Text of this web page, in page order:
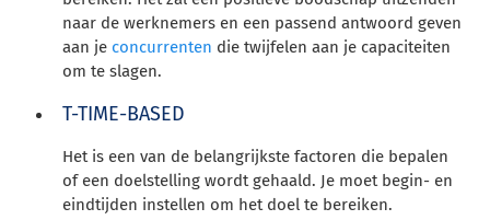
naar de werknemers en een passend antwoord geven
aan je concurrenten die twijfelen aan je capaciteiten
om te slagen.
T-TIME-BASED
Het is een van de belangrijkste factoren die bepalen
of een doelstelling wordt gehaald. Je moet begin- en
eindtijden instellen om het doel te bereiken.